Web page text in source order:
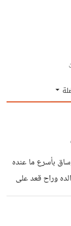
وساق بأسرع ما عنده
وراح قعد على
طلعت عليه نسيب
في حي العجوزه